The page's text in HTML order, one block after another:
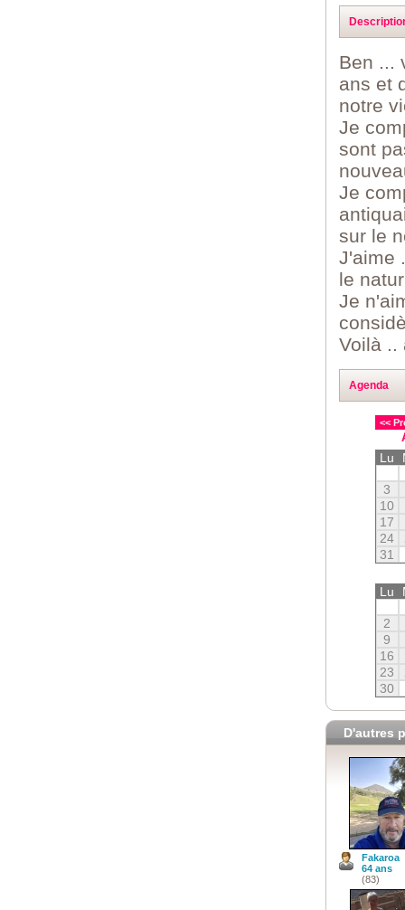
Ben ...
ans et
notre
Je
sont
Je
sur le
J'aime
le
Je
Voilà ..
Agenda
<<
Lu
3
10
17
24
31
Lu
2
9
16
23
30
D'autres
Fakaroa
64 ans
(83)